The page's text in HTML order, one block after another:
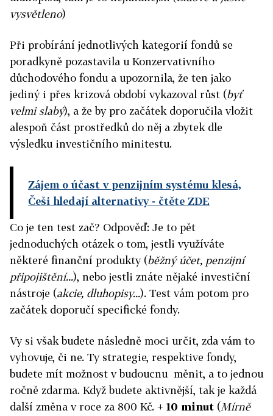
vysvětleno)
Při probírání jednotlivých kategorií fondů se
poradkyně pozastavila u Konzervativního
důchodového fondu a upozornila, že ten jako
jediný i přes krizová období vykazoval růst (byť
velmi slabý), a že by pro začátek doporučila vložit
alespoň část prostředků do něj a zbytek dle
výsledku investičního minitestu.
Zájem o účast v penzijním systému klesá,
Češi hledají alternativy- čtěte ZDE
Co je ten test zač? Odpověď: Je to pět
jednoduchých otázek o tom, jestli využíváte
některé finanční produkty (běžný účet, penzijní
připojištění...), nebo jestli znáte nějaké investiční
nástroje (akcie, dluhopisy...). Test vám potom pro
začátek doporučí specifické fondy.
Vy si však budete následně moci určit, zda vám to
vyhovuje, či ne. Ty strategie, respektive fondy,
budete mít možnost v budoucnu měnit, a to jednou
ročně zdarma. Když budete aktivnější, tak je každá
další změna v roce za 800 Kč. + 10 minut (Mírně